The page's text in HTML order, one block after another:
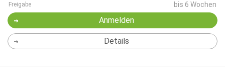
Freigabe bis 6 Wochen
Anmelden
Details